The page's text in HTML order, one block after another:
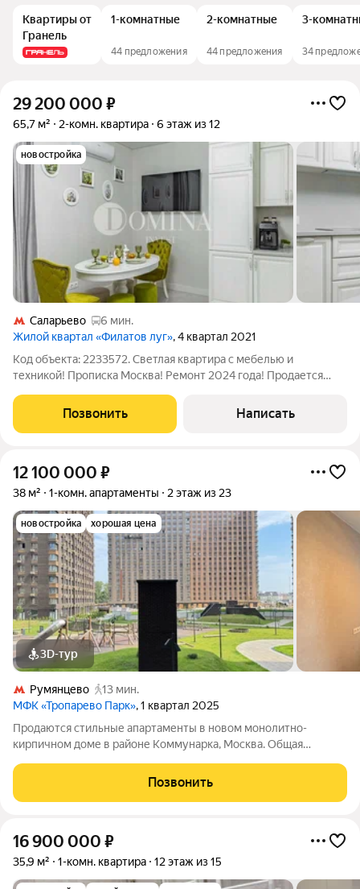
Квартиры от
Гранель
1-комнатные
44 предложения
2-комнатные
44 предложения
3-
34
29 200 000 ₽
65,7 м² 2-комн. квартира 6 этаж из 12
новостройка
Саларьево
6 мин.
Жилой квартал «Филатов луг», 4 квартал 2021
Код объекта: 2233572. Светлая квартира с мебелью и
техникой! Прописка Москва! Ремонт 2024 года! Продается
ЖК комфорт-класса «Филатов Луг». Высота потолков 3 м и
прекрасные виды из окон на лес.
Позвонить Написать
12 100 000 ₽
38 м² 1-комн. апартаменты 2 этаж из 23
новостройка хорошая цена
3D-тур
Румянцево
13 мин.
МФК «Тропарево Парк», 1 квартал 2025
Продаются стильные апартаменты в новом монолитно-
кирпичном доме в районе Коммунарка, Москва. Общая
жилой площадью 12 кв. м. Апартаменты расположены на 2-м
этаже 23-этажного здания,
Позвонить
16 900 000 ₽
35,9 м² 1-комн. квартира 12 этаж из 15